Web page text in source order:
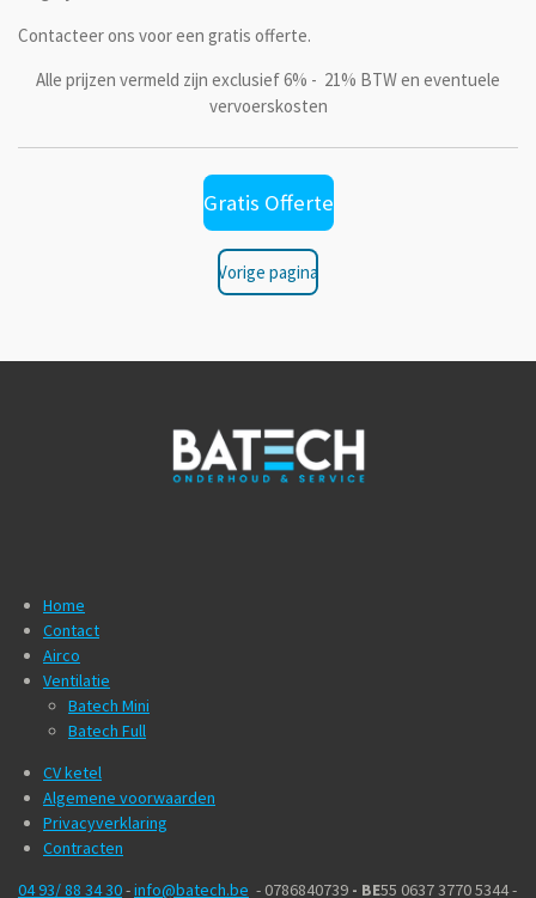
Contacteer ons voor een gratis offerte.
Alle prijzen vermeld zijn exclusief 6% - 21% BTW en eventuele
vervoerskosten
Gratis Offerte
Vorige pagina
Home
Contact
Airco
Ventilatie
Batech Mini
Batech Full
CV ketel
Algemene voorwaarden
Privacyverklaring
Contracten
04 93/ 88 34 30-info@batech.be - 0786840739 - BE55 0637 3770 5344 -